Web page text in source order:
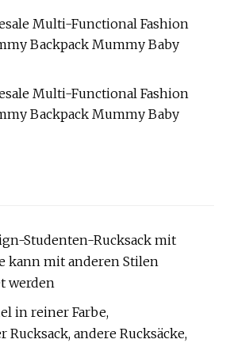
Studenten-Rucksack mit
kann mit anderen Stilen
werden
in reiner Farbe,
andere Rucksäcke,